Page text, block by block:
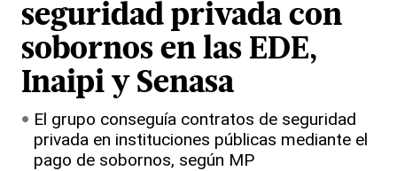
seguridad privada con
sobornos en las EDE,
Inaipi y Senasa
El grupo conseguía contratos de seguridad
privada en instituciones públicas mediante el
pago de sobornos, según MP